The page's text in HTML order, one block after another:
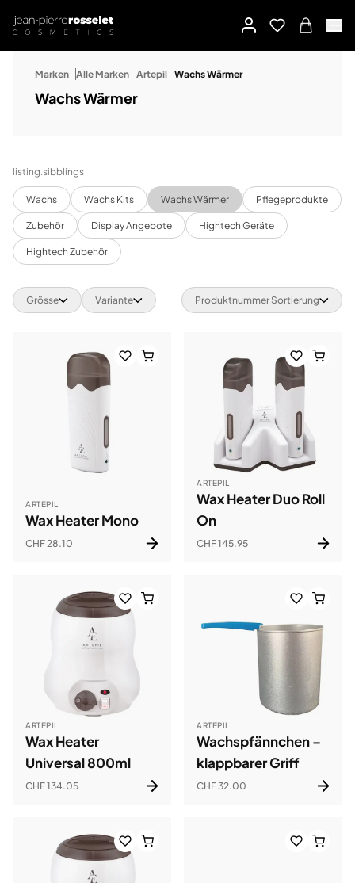
Marken Alle Marken Artepil Wachs Wärmer
Wachs Wärmer
listing.sibblings
Wachs Wachs Kits Wachs Wärmer Pflegeprodukte
Zubehör Display Angebote Hightech Geräte
Hightech Zubehör
Grösse Variante Produktnummer Sortierung
ARTEPIL
Wax Heater Mono
CHF 28.10
ARTEPIL
Wax Heater Duo Roll
On
CHF 145.95
ARTEPIL
Wax Heater
Universal 800ml
CHF 134.05
ARTEPIL
Wachspfännchen –
klappbarer Griff
CHF 32.00